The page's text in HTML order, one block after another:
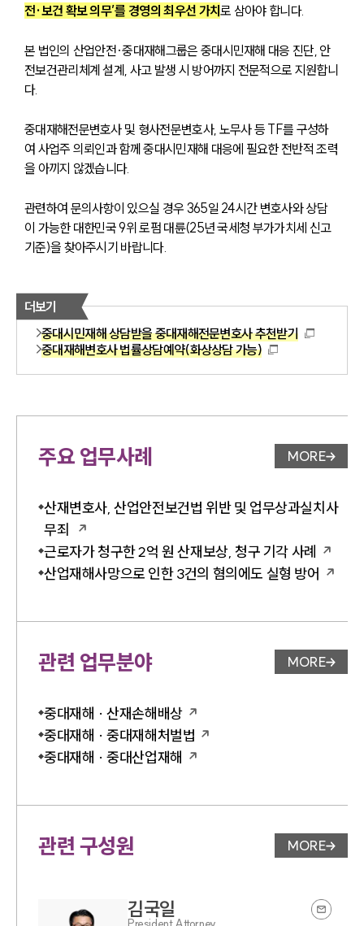
전·보건 확보 의무’를 경영의 최우선 가치로 삼아야 합니다.
본 법인의 산업안전·중대재해그룹은 중대시민재해 대응 진단, 안
전보건관리체계 설계, 사고 발생 시 방어까지 전문적으로 지원합니
다.
중대재해전문변호사 및 형사전문변호사, 노무사 등 TF를 구성하
여 사업주 의뢰인과 함께 중대시민재해 대응에 필요한 전반적 조력
을 아끼지 않겠습니다.
관련하여 문의사항이 있으실 경우 365일 24시간 변호사와 상담
이 가능한 대한민국 9위 로펌 대륜(25년 국세청 부가가치세 신고
기준)을 찾아주시기 바랍니다.
더보기
중대시민재해 상담받을 중대재해전문변호사 추천받기
중대재해변호사 법률상담예약(화상상담 가능)
주요 업무사례 업무사례
MORE
산재변호사, 산업안전보건법 위반 및 업무상과실치사
무죄
근로자가 청구한 2억 원 산재보상, 청구 기각 사례
산업재해사망으로 인한 3건의 혐의에도 실형 방어
관련 업무분야 업무분야
MORE
중대재해 · 산재손해배상
중대재해 · 중대재해처벌법
중대재해 · 중대산업재해
관련 구성원 변호사 페
MORE
김국일